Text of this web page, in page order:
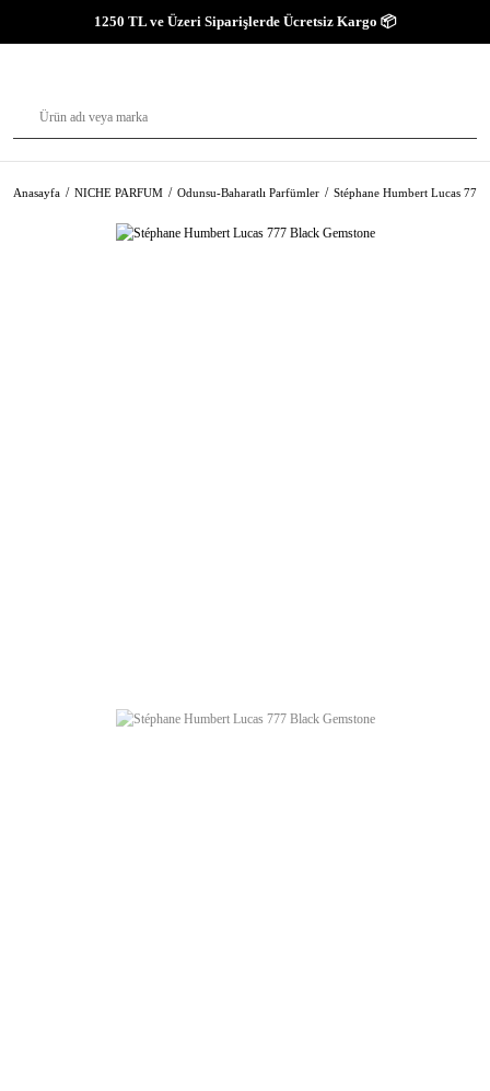
1250 TL ve Üzeri Siparişlerde Ücretsiz Kargo 📦
Anasayfa NICHE PARFUM Odunsu-Baharatlı Parfümler Stéphane Humbert Lucas 777